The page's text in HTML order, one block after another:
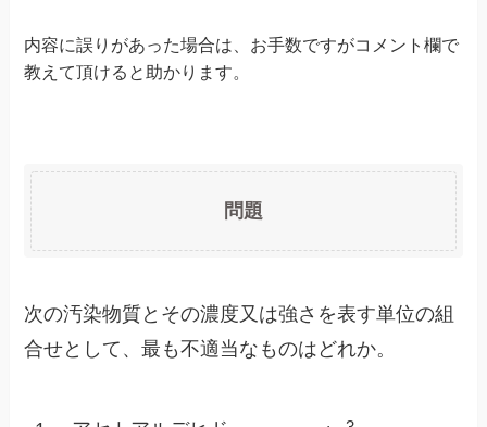
内容に誤りがあった場合は、お手数ですがコメント欄で
教えて頂けると助かります。
問題
次の汚染物質とその濃度又は強さを表す単位の組
合せとして、最も不適当なものはどれか。